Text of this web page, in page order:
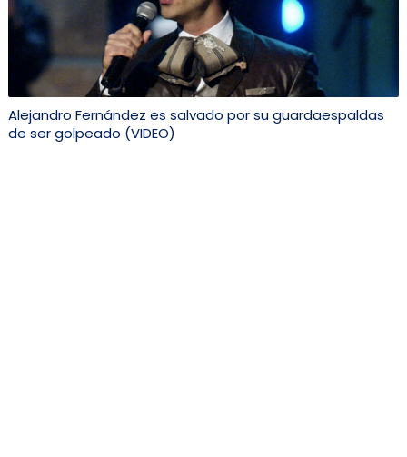
Alejandro Fernández es salvado por su guardaespaldas
de ser golpeado (VIDEO)